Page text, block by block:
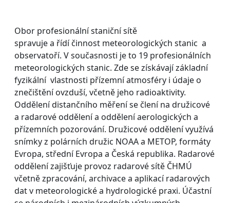
Obor profesionální staniční sítě
spravuje a řídí činnost meteorologických stanic a
observatoří. V současnosti je to 19 profesionálních
meteorologických stanic. Zde se získávají základní
fyzikální vlastnosti přízemní atmosféry i údaje o
znečištění ovzduší, včetně jeho radioaktivity.
Oddělení distančního měření se člení na družicové
a radarové oddělení a oddělení aerologických a
přízemních pozorování. Družicové oddělení využívá
snímky z polárních družic NOAA a METOP, formáty
Evropa, střední Evropa a Česká republika. Radarové
oddělení zajišťuje provoz radarové sítě ČHMÚ
včetně zpracování, archivace a aplikací radarových
dat v meteorologické a hydrologické praxi. Účastní